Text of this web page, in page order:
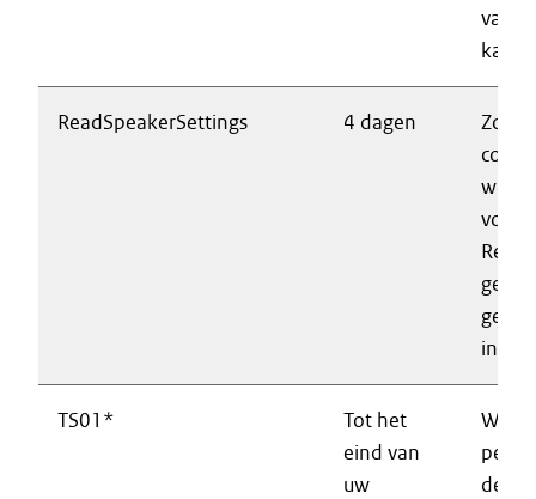
vaker
kan
ReadSpeakerSettings 4 dagen
Zorgt
TS01*
Tot het
eind van
uw
de